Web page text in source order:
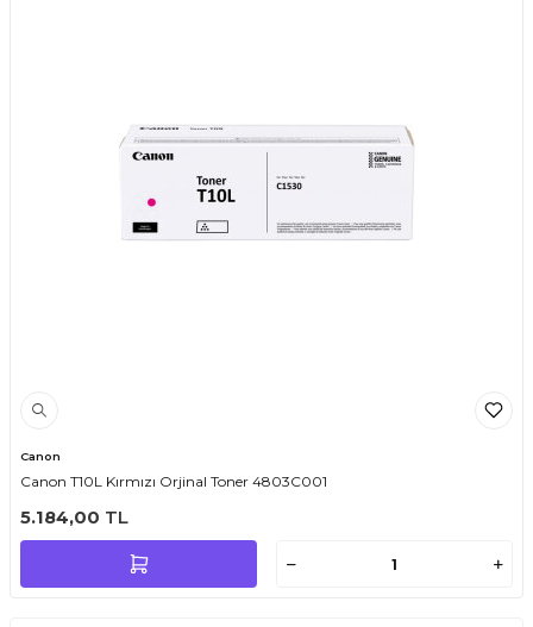
Canon
Canon T10L Kırmızı Orjinal Toner 4803C001
5.184,00 TL